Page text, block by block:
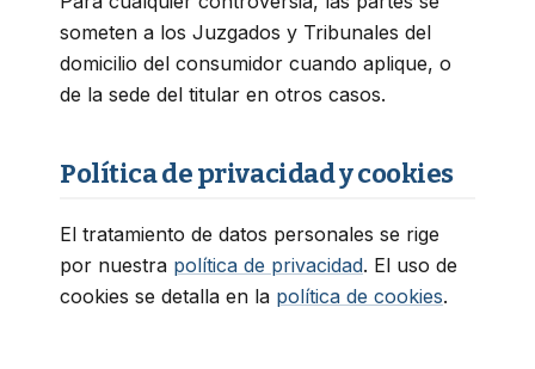
someten a los Juzgados y Tribunales del
domicilio del consumidor cuando aplique, o
de la sede del titular en otros casos.
Política de privacidad y cookies
El tratamiento de datos personales se rige
por nuestra política de privacidad. El uso de
cookies se detalla en la política de cookies.